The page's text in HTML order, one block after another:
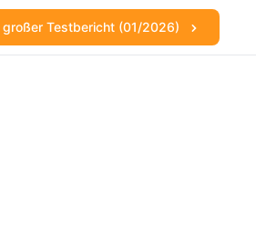
großer Testbericht (01/2026)